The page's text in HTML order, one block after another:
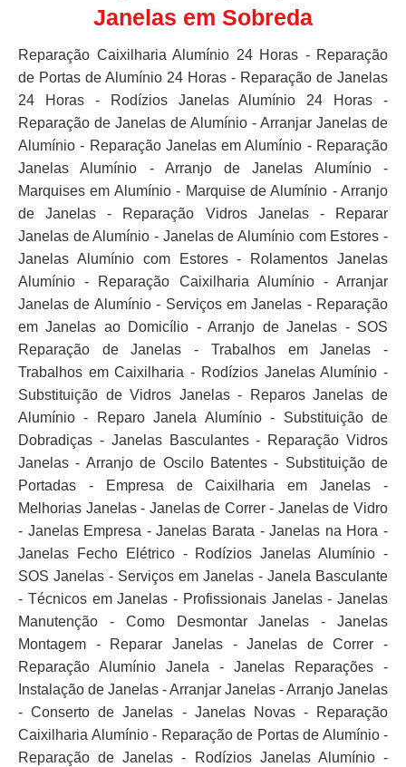
Janelas em Sobreda
Reparação Caixilharia Alumínio 24 Horas - Reparação
de Portas de Alumínio 24 Horas - Reparação de Janelas
24 Horas - Rodízios Janelas Alumínio 24 Horas -
Reparação de Janelas de Alumínio - Arranjar Janelas de
Alumínio - Reparação Janelas em Alumínio - Reparação
Janelas Alumínio - Arranjo de Janelas Alumínio -
Marquises em Alumínio - Marquise de Alumínio - Arranjo
de Janelas - Reparação Vidros Janelas - Reparar
Janelas de Alumínio - Janelas de Alumínio com Estores -
Janelas Alumínio com Estores - Rolamentos Janelas
Alumínio - Reparação Caixilharia Alumínio - Arranjar
Janelas de Alumínio - Serviços em Janelas - Reparação
em Janelas ao Domicílio - Arranjo de Janelas - SOS
Reparação de Janelas - Trabalhos em Janelas -
Trabalhos em Caixilharia - Rodízios Janelas Alumínio -
Substituição de Vidros Janelas - Reparos Janelas de
Alumínio - Reparo Janela Alumínio - Substituição de
Dobradiças - Janelas Basculantes - Reparação Vidros
Janelas - Arranjo de Oscilo Batentes - Substituição de
Portadas - Empresa de Caixilharia em Janelas -
Melhorias Janelas - Janelas de Correr - Janelas de Vidro
- Janelas Empresa - Janelas Barata - Janelas na Hora -
Janelas Fecho Elétrico - Rodízios Janelas Alumínio -
SOS Janelas - Serviços em Janelas - Janela Basculante
- Técnicos em Janelas - Profissionais Janelas - Janelas
Manutenção - Como Desmontar Janelas - Janelas
Montagem - Reparar Janelas - Janelas de Correr -
Reparação Alumínio Janela - Janelas Reparações -
Instalação de Janelas - Arranjar Janelas - Arranjo Janelas
- Conserto de Janelas - Janelas Novas - Reparação
Caixilharia Alumínio - Reparação de Portas de Alumínio -
Reparação de Janelas - Rodízios Janelas Alumínio -